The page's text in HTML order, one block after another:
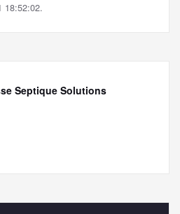
18:52:02.
Septique Solutions